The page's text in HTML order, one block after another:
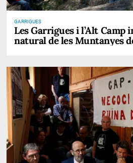
GARRIGUES
Les Garrigues i l’Alt Camp
natural de les Muntanyes